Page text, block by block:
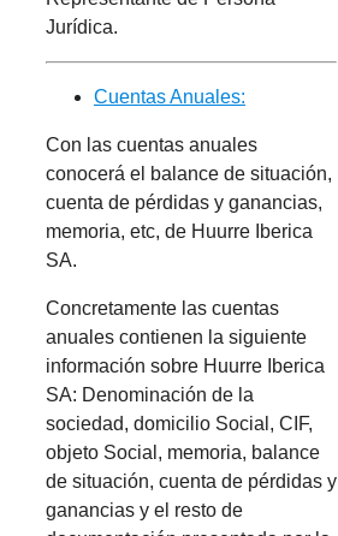
Jurídica.
Cuentas Anuales:
Con las cuentas anuales
conocerá el balance de situación,
cuenta de pérdidas y ganancias,
memoria, etc, de Huurre Iberica
SA.
Concretamente las cuentas
anuales contienen la siguiente
información sobre Huurre Iberica
SA: Denominación de la
sociedad, domicilio Social, CIF,
objeto Social, memoria, balance
de situación, cuenta de pérdidas y
ganancias y el resto de